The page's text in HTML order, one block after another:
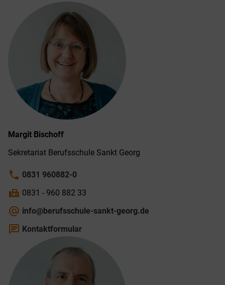
Margit Bischoff
Sekretariat Berufs­schule Sankt Georg
phone 0831 960882-0
fax 0831 - 960 882 33
alternate_email info@berufsschule-sankt-georg.de
chat Kontaktformular